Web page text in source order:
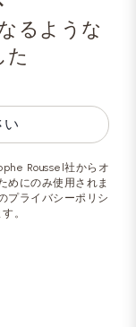
るような
た
Roussel社からオ
めにのみ使用されま
プライバシーポリシ
。